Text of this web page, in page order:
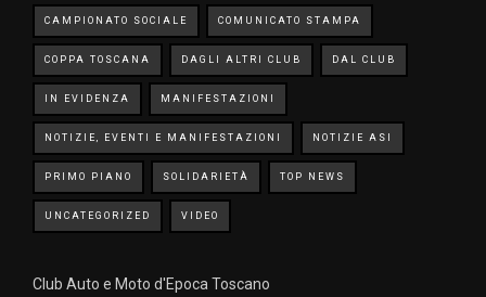
CAMPIONATO SOCIALE COMUNICATO STAMPA
COPPA TOSCANA DAGLI ALTRI CLUB DAL CLUB
IN EVIDENZA MANIFESTAZIONI
NOTIZIE, EVENTI E MANIFESTAZIONI NOTIZIE ASI
PRIMO PIANO SOLIDARIETÀ TOP NEWS
UNCATEGORIZED VIDEO
Club Auto e Moto d'Epoca Toscano